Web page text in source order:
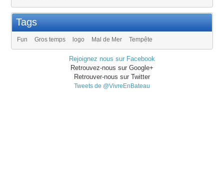
Tags
Fun Gros temps logo Mal de Mer Tempête
Rejoignez nous sur Facebook
Retrouvez-nous sur Google+
Retrouver-nous sur Twitter
Tweets de @VivreEnBateau